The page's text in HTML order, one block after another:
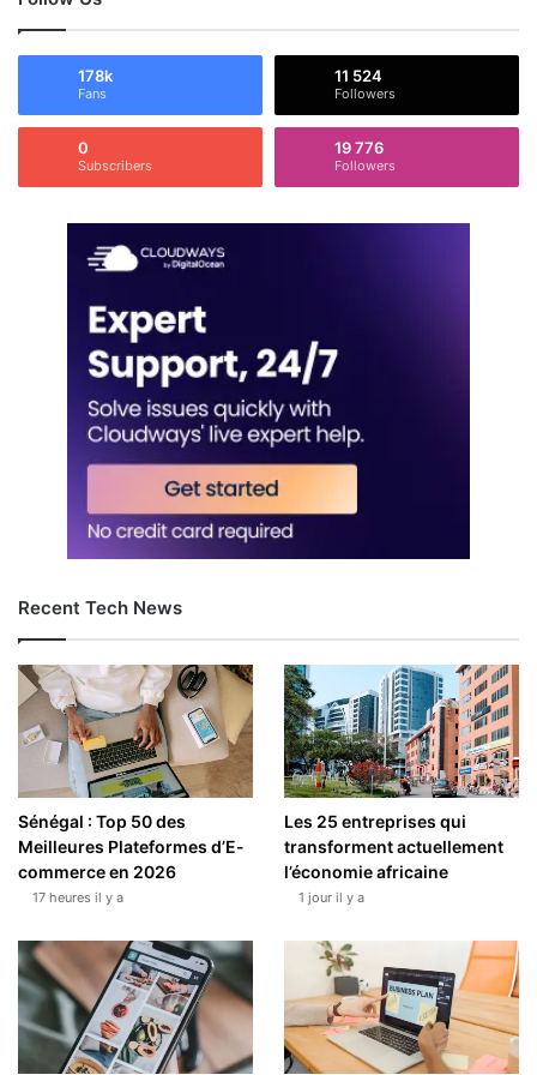
178k
Fans
11 524
Followers
0
Subscribers
19 776
Followers
Recent Tech News
Sénégal : Top 50 des
Meilleures Plateformes d’E-
commerce en 2026
17 heures il y a
Les 25 entreprises qui
transforment actuellement
l’économie africaine
1 jour il y a